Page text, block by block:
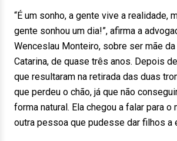
“É um sonho, a gente vive a realidade,
gente sonhou um dia!”, afirma a
Wenceslau Monteiro, sobre ser mãe
Catarina, de quase três anos. Depois
que resultaram na retirada das duas
que perdeu o chão, já que não
forma natural. Ela chegou a falar para o
outra pessoa que pudesse dar filhos a